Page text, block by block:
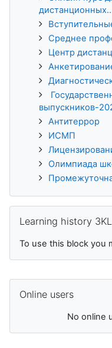
Среднее
Центр
выпускников-
Антитеррор
ИСМП
Олимпиада
Learning history 3KL
To use this block you
Online users
No online